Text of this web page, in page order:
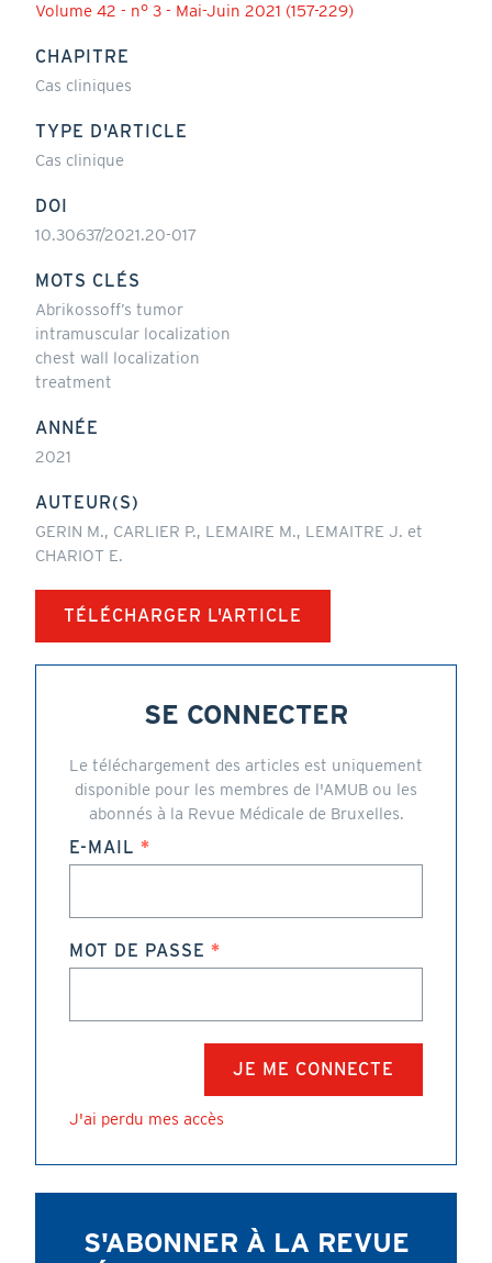
Volume 42 - n° 3 - Mai-Juin 2021 (157-229)
CHAPITRE
Cas cliniques
TYPE D'ARTICLE
Cas clinique
DOI
10.30637/2021.20-017
MOTS CLÉS
Abrikossoff’s tumor
intramuscular localization
chest wall localization
treatment
ANNÉE
2021
AUTEUR(S)
GERIN M., CARLIER P., LEMAIRE M., LEMAITRE J. et
CHARIOT E.
TÉLÉCHARGER L'ARTICLE
SE CONNECTER
Le téléchargement des articles est uniquement
disponible pour les membres de l'AMUB ou les
abonnés à la Revue Médicale de Bruxelles.
E-MAIL
MOT DE PASSE
J'ai perdu mes accès
S'ABONNER À LA REVUE